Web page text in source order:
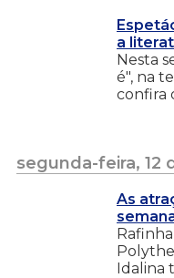
a
Nesta
é", na
confira
segunda-feira, 12
As
Idalina